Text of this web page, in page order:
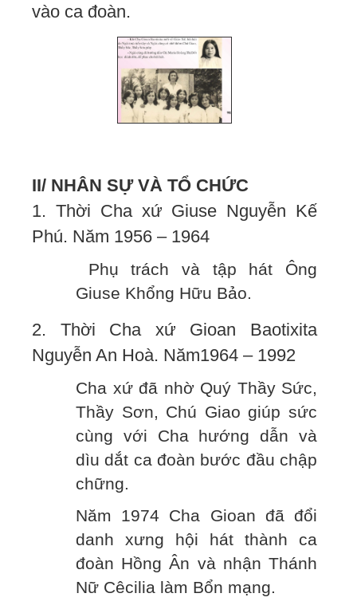
vào ca đoàn.
II/ NHÂN SỰ VÀ TỔ CHỨC
1. Thời Cha xứ Giuse Nguyễn Kế
Phú. Năm 1956 – 1964
Phụ trách và tập hát Ông
Giuse Khổng Hữu Bảo.
2. Thời Cha xứ Gioan Baotixita
Nguyễn An Hoà. Năm1964 – 1992
Cha xứ đã nhờ Quý Thầy Sức,
Thầy Sơn, Chú Giao giúp sức
cùng với Cha hướng dẫn và
dìu dắt ca đoàn bước đầu chập
chững.
Năm 1974 Cha Gioan đã đổi
danh xưng hội hát thành ca
đoàn Hồng Ân và nhận Thánh
Nữ Cêcilia làm Bổn mạng.